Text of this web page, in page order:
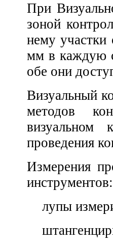
При
зоной
нему участки
мм в каждую
обе они
Визуальный
методов
визуальном
проведения
Измерения
инструментов:
лупы